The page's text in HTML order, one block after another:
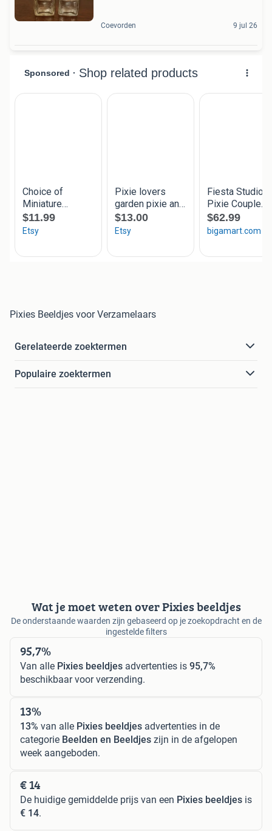
Coevorden 9 jul 26
Pixies Beeldjes voor Verzamelaars
Gerelateerde zoektermen
Populaire zoektermen
Wat je moet weten over Pixies beeldjes
De onderstaande waarden zijn gebaseerd op je zoekopdracht en de
ingestelde filters
95,7%
Van alle Pixies beeldjes advertenties is 95,7%
beschikbaar voor verzending.
13%
13% van alle Pixies beeldjes advertenties in de
categorie Beelden en Beeldjes zijn in de afgelopen
week aangeboden.
€ 14
De huidige gemiddelde prijs van een Pixies beeldjes is
€ 14.